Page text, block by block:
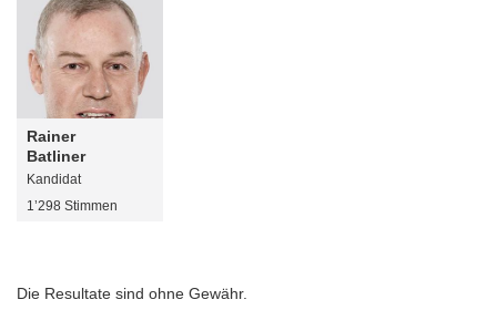
Rainer
Batliner
Kandidat
1’298 Stimmen
Die Resultate sind ohne Gewähr.